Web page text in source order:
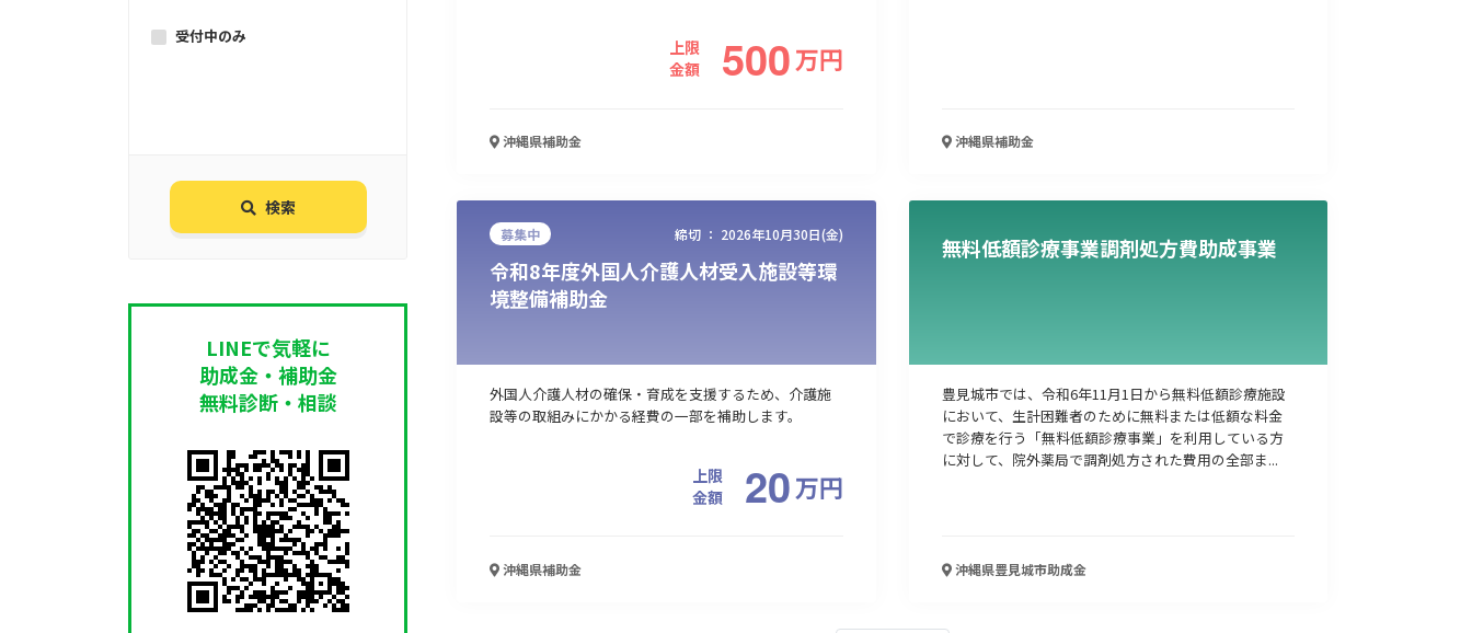
受付中のみ
検索
LINEで気軽に
助成金・補助金
無料診断・相談
上限
金額
500万円
沖縄県補助金 沖縄県補助金
募集中 締切 ： 2026年10月30日(金)
令和8年度外国人介護人材受入施設等環
境整備補助金
外国人介護人材の確保・育成を支援するため、介護施
設等の取組みにかかる経費の一部を補助します。
上限
金額
20万円
沖縄県補助金
無料低額診療事業調剤処方費助成事業
豊見城市では、令和6年11月1日から無料低額診療施設
において、生計困難者のために無料または低額な料金
で診療を行う「無料低額診療事業」を利用している方
に対して、院外薬局で調剤処方された費用の全部ま...
沖縄県豊見城市助成金